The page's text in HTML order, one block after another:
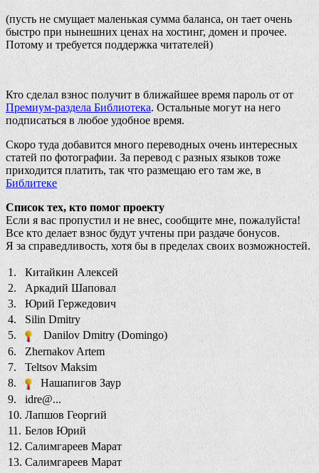
(пусть не смущает маленькая сумма баланса, он тает очень
быстро при нынешних ценах на хостинг, домен и прочее.
Потому и требуется поддержка читателей)
Кто сделал взнос получит в ближайшее время пароль от от
Премиум-раздела Библиотека. Остальные могут на него
подписаться в любое удобное время.
Скоро туда добавится много переводных очень интересных
статей по фотографии. За перевод с разных языков тоже
приходится платить, так что размещаю его там же, в
Библитеке
Список тех, кто помог проекту
Если я вас пропустил и не внес, сообщите мне, пожалуйста!
Все кто делает взнос будут учтены при раздаче бонусов.
Я за справедливость, хотя бы в пределах своих возможностей.
1.
Китайкин Алексей
2.
Аркадий Шаповал
3.
Юрий Гержедович
4.
Silin Dmitry
5.
Danilov Dmitry (Domingo)
6.
Zhernakov Artem
7.
Teltsov Maksim
8.
Нашапигов Заур
9.
idre@...
10. Лапшов Георгий
11. Белов Юрий
12. Салимгареев Марат
13. Салимгареев Марат